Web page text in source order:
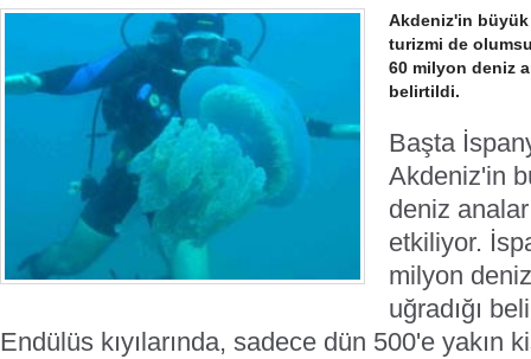
Akdeniz'in büyük
turizmi de
60 milyon deniz
belirtildi.
Başta
Akdeniz'in
deniz
etkiliyor.
milyon deniz
uğradığı
Endülüs kıyılarında, sadece dün 500'e yakın